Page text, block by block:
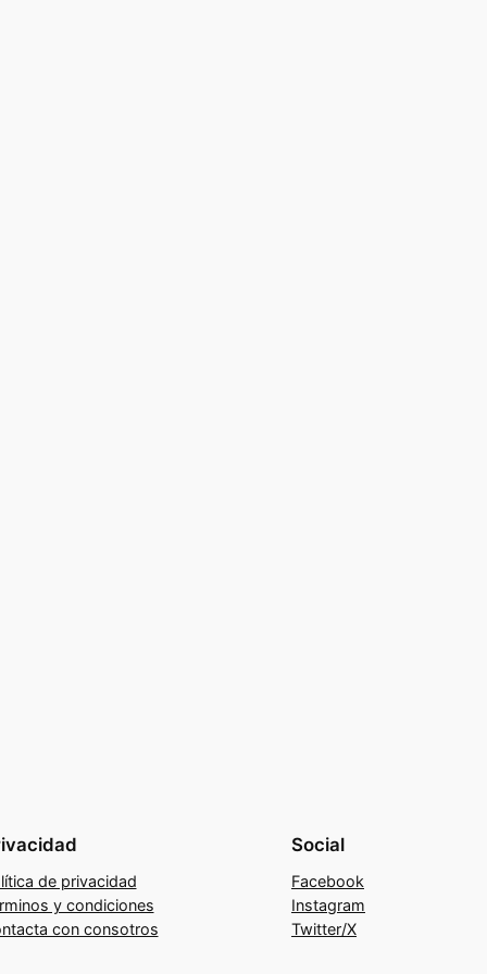
de privacidad
y condiciones
con consotros
Social
Facebook
Instagram
Twitter/X